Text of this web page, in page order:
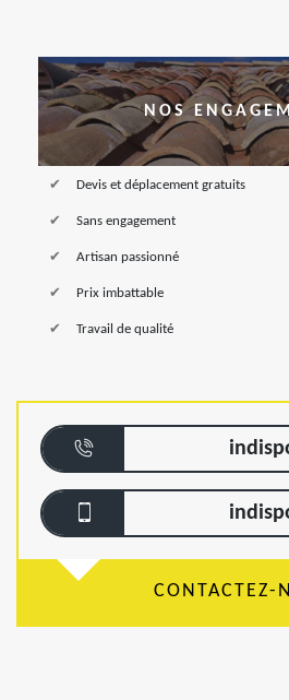
NOS
Devis et déplacement gratuits
Sans engagement
Artisan passionné
Prix imbattable
Travail de qualité
CONTACTEZ-